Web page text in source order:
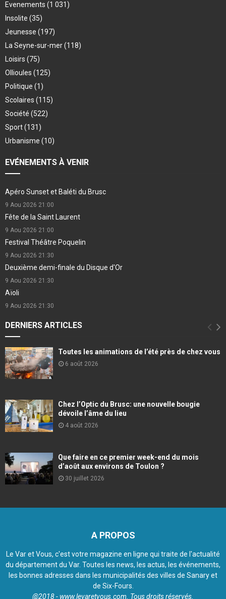
Evenements (1 031)
Insolite (35)
Jeunesse (197)
La Seyne-sur-mer(118)
Loisirs (75)
Ollioules (125)
Politique (1)
Scolaires (115)
Société (522)
Sport(131)
Urbanisme (10)
EVÉNEMENTS À VENIR
Apéro Sunset et Baléti du Brusc
9 Aou 2026 21:00
Fête de la Saint Laurent
9 Aou 2026 21:00
Festival Théâtre Poquelin
9 Aou 2026 21:30
Deuxième demi-finale du Disque d'Or
9 Aou 2026 21:30
Aïoli
9 Aou 2026 21:30
DERNIERS ARTICLES
Toutes les animations de l’été près de chez vous
6 août 2026
Chez l’Optic du Brusc: une nouvelle bougie
dévoile l’âme du lieu
4 août 2026
Que faire en ce premier week-end du mois
d’août aux environs de Toulon ?
30 juillet 2026
A PROPOS
Le Var et Vous, c'est votre magazine en ligne qui traite de l'actualité
du département du Var. Toutes les news, les actus, les événements,
les bonnes adresses dans les municipalités des villes de Sanary et
de Six-Fours.
@2018 - www.levaretvous.com. Tous droits réservés.